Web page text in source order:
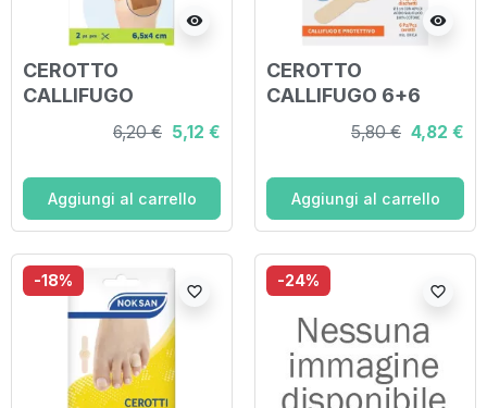
visibility
CEROTTO
CALLIFUGO
MASTER-AID
FOOTCARE
64X40 MM 2 PEZZI
B3
6,20 € 5,12 €
Aggiungi al carrello
visibility
CEROTTO
CALLIFUGO 6+6
5,80 € 4,82 €
Aggiungi al carrello
-18%
favorite_border
-24%
favorite_border